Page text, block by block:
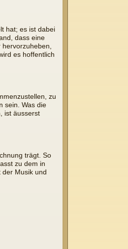
hat; es ist dabei
dass eine
hervorzuheben,
es hoffentlich
zu
sein. Was die
ist äusserst
trägt. So
zu dem in
Musik und